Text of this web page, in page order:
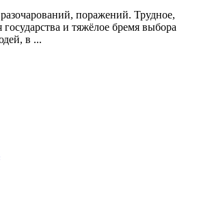
поражений. Трудное,
и тяжёлое бремя выбора
в ...